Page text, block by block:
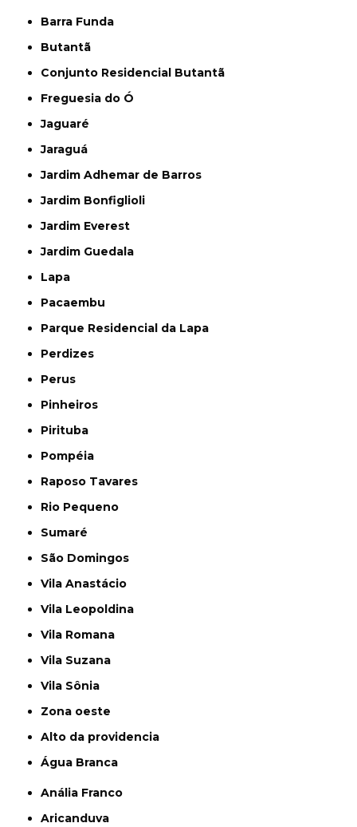
Barra Funda
Butantã
Conjunto Residencial Butantã
Freguesia do Ó
Jaguaré
Jaraguá
Jardim Adhemar de Barros
Jardim Bonfiglioli
Jardim Everest
Jardim Guedala
Lapa
Pacaembu
Parque Residencial da Lapa
Perdizes
Perus
Pinheiros
Pirituba
Pompéia
Raposo Tavares
Rio Pequeno
Sumaré
São Domingos
Vila Anastácio
Vila Leopoldina
Vila Romana
Vila Suzana
Vila Sônia
Zona oeste
alto da providencia
Água Branca
Anália Franco
Aricanduva